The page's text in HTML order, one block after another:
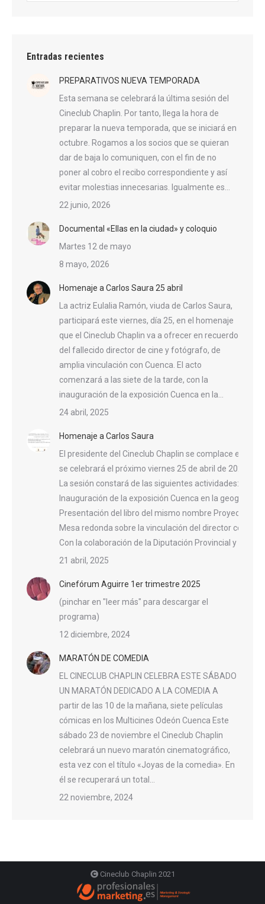
Entradas recientes
PREPARATIVOS NUEVA TEMPORADA
Esta semana se celebrará la última sesión del
Cineclub Chaplin. Por tanto, llega la hora de
preparar la nueva temporada, que se iniciará en
octubre. Rogamos a los socios que se quieran
dar de baja lo comuniquen, con el fin de no
poner al cobro el recibo correspondiente y así
evitar molestias innecesarias. Igualmente es…
22 junio, 2026
Documental «Ellas en la ciudad» y coloquio
Martes 12 de mayo
8 mayo, 2026
Homenaje a Carlos Saura 25 abril
La actriz Eulalia Ramón, viuda de Carlos Saura,
participará este viernes, día 25, en el homenaje
que el Cineclub Chaplin va a ofrecer en recuerdo
del fallecido director de cine y fotógrafo, de
amplia vinculación con Cuenca. El acto
comenzará a las siete de la tarde, con la
inauguración de la exposición Cuenca en la…
24 abril, 2025
Homenaje a Carlos Saura
El presidente del Cineclub Chaplin se complace en
se celebrará el próximo viernes 25 de abril de 2025, a
La sesión constará de las siguientes actividades:
Inauguración de la exposición Cuenca en la geografía
Presentación del libro del mismo nombre Proyección
Mesa redonda sobre la vinculación del director con la
Con la colaboración de la Diputación Provincial y el
21 abril, 2025
Cinefórum Aguirre 1er trimestre 2025
(pinchar en "leer más" para descargar el
programa)
12 diciembre, 2024
MARATÓN DE COMEDIA
EL CINECLUB CHAPLIN CELEBRA ESTE SÁBADO
UN MARATÓN DEDICADO A LA COMEDIA A
partir de las 10 de la mañana, siete películas
cómicas en los Multicines Odeón Cuenca Este
sábado 23 de noviembre el Cineclub Chaplin
celebrará un nuevo maratón cinematográfico,
esta vez con el título «Joyas de la comedia». En
él se recuperará un total…
22 noviembre, 2024
Cineclub Chaplin 2021